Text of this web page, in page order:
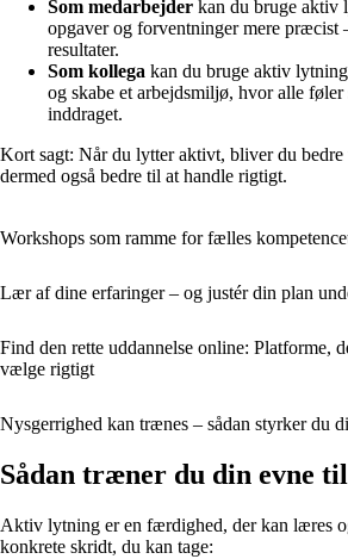
Som medarbejder kan du bruge aktiv
opgaver og forventninger mere præcist
resultater.
Som kollega kan du bruge aktiv
og skabe et arbejdsmiljø, hvor alle føler
inddraget.
Kort sagt: Når du lytter aktivt, bliver du bedre
dermed også bedre til at handle rigtigt.
Workshops som ramme for fælles
Lær af dine erfaringer – og justér din plan
Find den rette uddannelse online: Platforme,
vælge rigtigt
Nysgerrighed kan trænes – sådan styrker du
Sådan træner du din evne
Aktiv lytning er en færdighed, der kan læres
konkrete skridt, du kan tage: